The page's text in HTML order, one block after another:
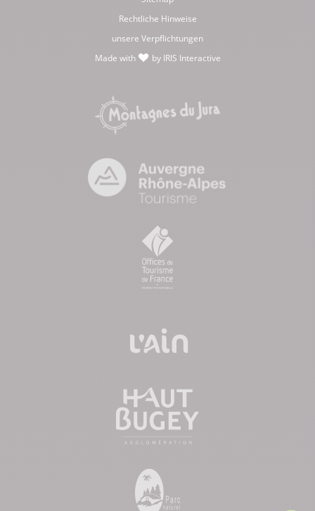
Rechtliche Hinweise
unsere Verpflichtungen
Made with
by IRIS Interactive